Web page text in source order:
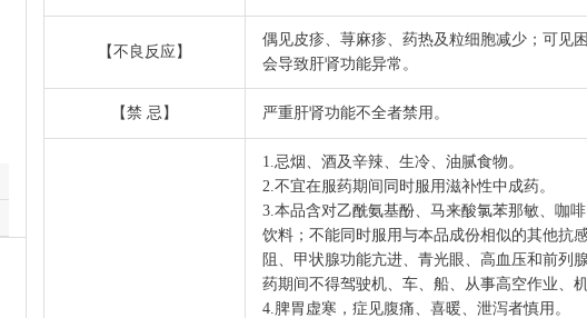
【不良反应】
偶见皮疹、荨麻疹、药热及粒细胞减少；可见
会导致肝肾功能异常。
【禁 忌】 严重肝肾功能不全者禁用。
1.忌烟、酒及辛辣、生冷、油腻食物。
2.不宜在服药期间同时服用滋补性中成药。
3.本品含对乙酰氨基酚、马来酸氯苯那敏、咖
饮料；不能同时服用与本品成份相似的其他抗
阻、甲状腺功能亢进、青光眼、高血压和前列
药期间不得驾驶机、车、船、从事高空作业、
4.脾胃虚寒，症见腹痛、喜暖、泄泻者慎用。